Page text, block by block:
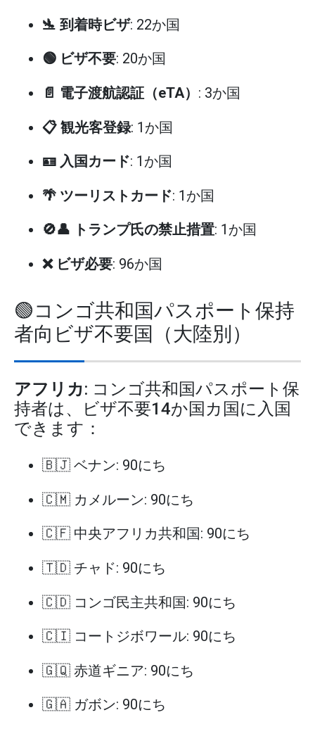
🛬 到着時ビザ: 22か国
🟢 ビザ不要: 20か国
📄 電子渡航認証（eTA） : 3か国
📋 観光客登録: 1か国
🪪 入国カード: 1か国
🌴 ツーリストカード: 1か国
🚫👤 トランプ氏の禁止措置: 1か国
❌ ビザ必要: 96か国
🟢コンゴ共和国パスポート保持
者向ビザ不要国（大陸別）
アフリカ: コンゴ共和国パスポート保
持者は、ビザ不要14か国カ国に入国
できます：
🇧🇯 ベナン: 90にち
🇨🇲 カメルーン: 90にち
🇨🇫 中央アフリカ共和国: 90にち
🇹🇩 チャド: 90にち
🇨🇩 コンゴ民主共和国: 90にち
🇨🇮 コートジボワール: 90にち
🇬🇶 赤道ギニア: 90にち
🇬🇦 ガボン: 90にち